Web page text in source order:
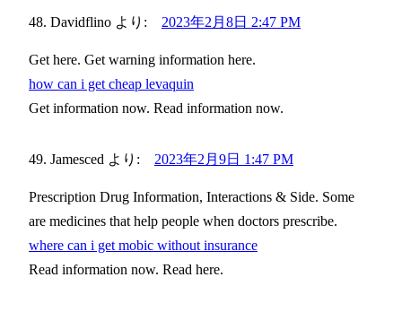
Davidflino より: 2023年2月8日 2:47 PM
Get here. Get warning information here.
how can i get cheap levaquin
Get information now. Read information now.
Jamesced より: 2023年2月9日 1:47 PM
Prescription Drug Information, Interactions & Side. Some
are medicines that help people when doctors prescribe.
where can i get mobic without insurance
Read information now. Read here.